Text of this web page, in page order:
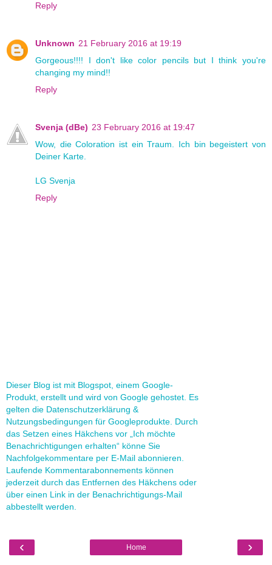
Reply
Unknown 21 February 2016 at 19:19
Gorgeous!!!! I don't like color pencils but I think you're
changing my mind!!
Reply
Svenja (dBe) 23 February 2016 at 19:47
Wow, die Coloration ist ein Traum. Ich bin begeistert von
Deiner Karte.
LG Svenja
Reply
Dieser Blog ist mit Blogspot, einem Google-
Produkt, erstellt und wird von Google gehostet. Es
gelten die Datenschutzerklärung &
Nutzungsbedingungen für Googleprodukte. Durch
das Setzen eines Häkchens vor „Ich möchte
Benachrichtigungen erhalten“ könne Sie
Nachfolgekommentare per E-Mail abonnieren.
Laufende Kommentarabonnements können
jederzeit durch das Entfernen des Häkchens oder
über einen Link in der Benachrichtigungs-Mail
abbestellt werden.
‹ ›
Home